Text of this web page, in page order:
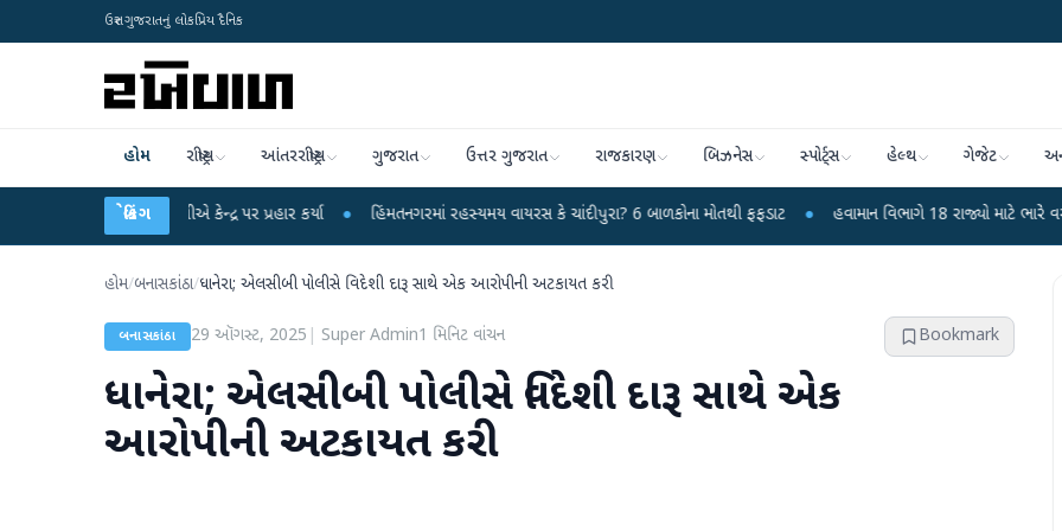
ઉત્તર ગુજરાતનું લોકપ્રિય દૈનિક
હોમ રાષ્ટ્રીય આંતરરાષ્ટ્રીય ગુજરાત ઉત્તર ગુજરાત રાજકારણ બિઝનેસ સ્પોર્ટ્સ હેલ્થ ગેજેટ
બ્રેકિંગ
રાહુલ ગાંધીએ કેન્દ્ર પર પ્રહાર કર્યા ● હિંમતનગરમાં રહસ્યમય વાયરસ કે ચાંદીપુરા? 6 બાળકોના મોતથી ફફડાટ ● હવામાન વિભાગે 18 રાજ્યો માટે ભારે વરસાદની ચેતવણી
હોમ/બનાસકાંઠા/ધાનેરા; એલસીબી પોલીસે વિદેશી દારૂ સાથે એક આરોપીની અટકાયત કરી
બનાસકાંઠા 29 ઑગસ્ટ, 2025 Super Admin1 મિનિટ વાંચન Bookmark
ધાનેરા; એલસીબી પોલીસે વિદેશી દારૂ સાથે એક
આરોપીની અટકાયત કરી